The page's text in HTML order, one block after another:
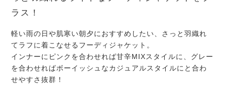
ラス！
軽い雨の日や肌寒い朝夕におすすめしたい、さっと羽織れ
てラフに着こなせるフーディジャケット。
インナーにピンクを合わせれば甘辛MIXスタイルに、グレー
を合わせればボーイッシュなカジュアルスタイルにと合わ
せやすさ抜群！